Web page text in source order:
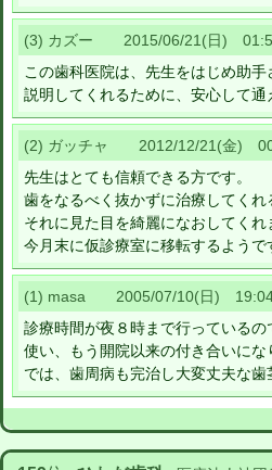
(3) カズー 2015/06/21(日)
この歯科医院は、先生をはじめ助
説明してくれるために、安心して通
(2) ガッチャ 2012/12/21(金)
先生はとても信頼できる方です。
歯をなるべく抜かずに治療してくれ
それに見た目を綺麗になおしてくれ
今月末に仮診療室に移転するようで
(1) masa 2005/07/10(日)
診療時間が夜８時まで行っている
使い、もう開院以来の付き合いに
では、歯周病も完治し大変丈夫な歯